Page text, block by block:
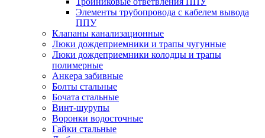
Элементы трубопровода с кабелем вывода
ППУ
Клапаны канализационные
Люки дождеприемники и трапы чугунные
Люки дождеприемники колодцы и трапы
полимерные
Анкера забивные
Болты стальные
Бочата стальные
Винт-шурупы
Воронки водосточные
Гайки стальные